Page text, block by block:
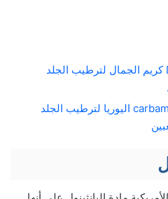
كريم ديكسا Dexa Cream كريم الجمال لترطيب الجلد
باميد carbamide cream اليوريا لترطيب الجلد